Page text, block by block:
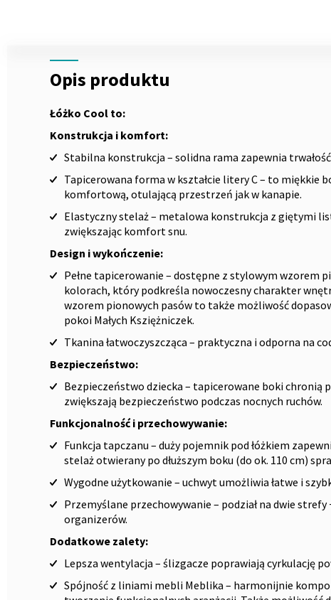
beginning
of
the
images
Opis produktu
Łóżko Cool to:
Konstrukcja i komfort:
Stabilna konstrukcja – solidna rama zapewnia
Tapicerowana forma w kształcie litery C – to miękkie
komfortową, otulającą przestrzeń jak w kanapie.
Elastyczny stelaż – metalowa konstrukcja z giętymi
zwiększając komfort snu.
Design i wykończenie:
Pełne tapicerowanie – dostępne z stylowym wzorem
kolorach, który podkreśla nowoczesny charakter
wzorem pionowych pasów to także możliwość
pokoi Małych Ksziężniczek.
Tkanina łatwoczyszcząca – praktyczna i odporna na
Bezpieczeństwo:
Bezpieczeństwo dziecka – tapicerowane boki chronią
zwiększają bezpieczeństwo podczas nocnych ruchów.
Funkcjonalność i przechowywanie:
Funkcja tapczanu – duży pojemnik pod łóżkiem
stelaż otwierany po dłuższym boku (do ok. 110 cm)
Wygodne użytkowanie – uchwyt umożliwia łatwe i
Przemyślane przechowywanie – podział na dwie
organizerów.
Dodatkowe zalety:
Lepsza wentylacja – ślizgacze poprawiają cyrkulację
Spójność z liniami mebli Meblika – harmonijnie